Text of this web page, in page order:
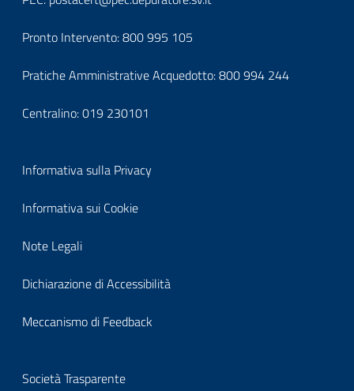
block-
footercontatti
Pronto Intervento:800 995 105
Pratiche Amministrative Acquedotto:800 994 244
Centralino:019 230101
Block
it-
block-
footerprivacy
Informativa sulla Privacy
Informativa sui Cookie
Note Legali
Dichiarazione di Accessibilità
Meccanismo di Feedback
Società Trasparente